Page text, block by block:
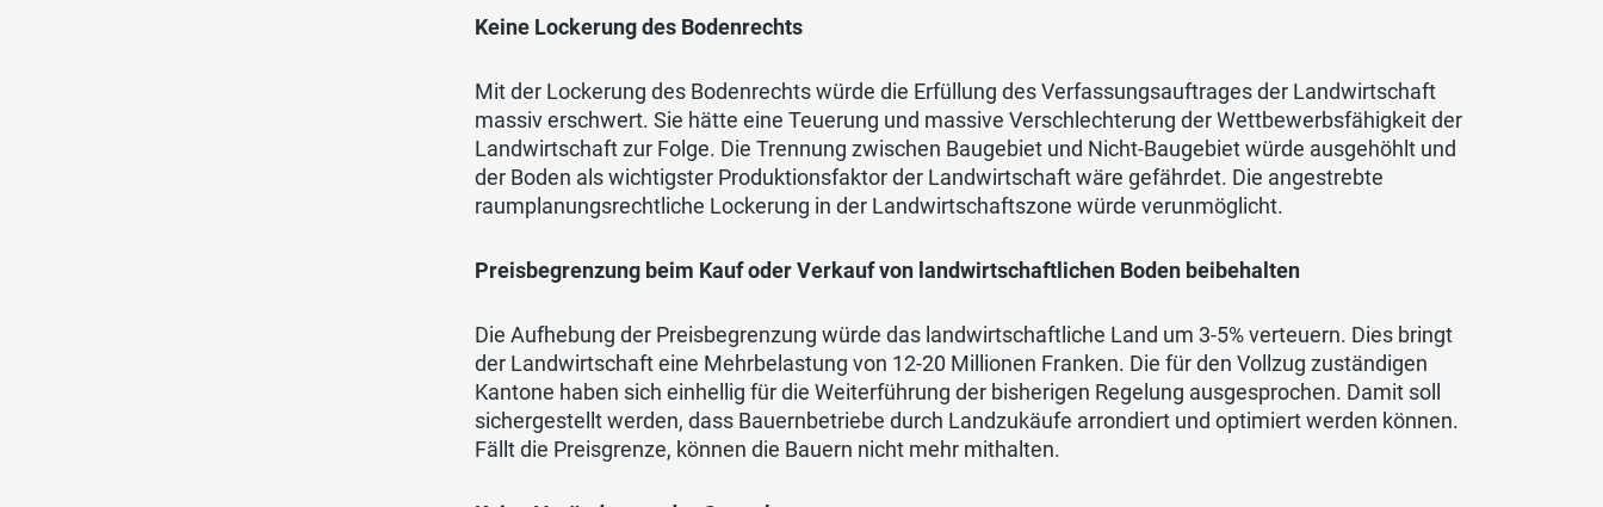
Keine Lockerung des Bodenrechts
Mit der Lockerung des Bodenrechts würde die Erfüllung des Verfassungsauftrages der Landwirtschaft
massiv erschwert. Sie hätte eine Teuerung und massive Verschlechterung der Wettbewerbsfähigkeit der
Landwirtschaft zur Folge. Die Trennung zwischen Baugebiet und Nicht-Baugebiet würde ausgehöhlt und
der Boden als wichtigster Produktionsfaktor der Landwirtschaft wäre gefährdet. Die angestrebte
raumplanungsrechtliche Lockerung in der Landwirtschaftszone würde verunmöglicht.
Preisbegrenzung beim Kauf oder Verkauf von landwirtschaftlichen Boden beibehalten
Die Aufhebung der Preisbegrenzung würde das landwirtschaftliche Land um 3-5% verteuern. Dies bringt
der Landwirtschaft eine Mehrbelastung von 12-20 Millionen Franken. Die für den Vollzug zuständigen
Kantone haben sich einhellig für die Weiterführung der bisherigen Regelung ausgesprochen. Damit soll
sichergestellt werden, dass Bauernbetriebe durch Landzukäufe arrondiert und optimiert werden können.
Fällt die Preisgrenze, können die Bauern nicht mehr mithalten.